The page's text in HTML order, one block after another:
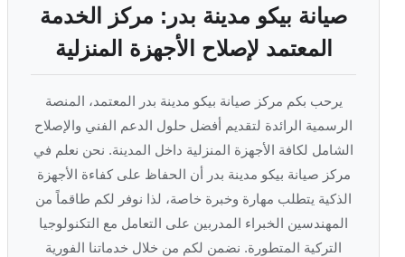
صيانة بيكو مدينة بدر: مركز الخدمة
المعتمد لإصلاح الأجهزة المنزلية
يرحب بكم مركز صيانة بيكو مدينة بدر المعتمد، المنصة
الرسمية الرائدة لتقديم أفضل حلول الدعم الفني والإصلاح
الشامل لكافة الأجهزة المنزلية داخل المدينة. نحن نعلم في
مركز صيانة بيكو مدينة بدر أن الحفاظ على كفاءة الأجهزة
الذكية يتطلب مهارة وخبرة خاصة، لذا نوفر لكم طاقماً من
المهندسين الخبراء المدربين على التعامل مع التكنولوجيا
التركية المتطورة. نضمن لكم من خلال خدماتنا الفورية